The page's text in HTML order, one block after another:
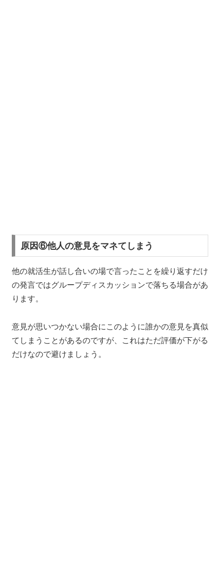
原因⑥他人の意見をマネてしまう
他の就活生が話し合いの場で言ったことを繰り返すだけ
の発言ではグループディスカッションで落ちる場合があ
ります。
意見が思いつかない場合にこのように誰かの意見を真似
てしまうことがあるのですが、これはただ評価が下がる
だけなので避けましょう。